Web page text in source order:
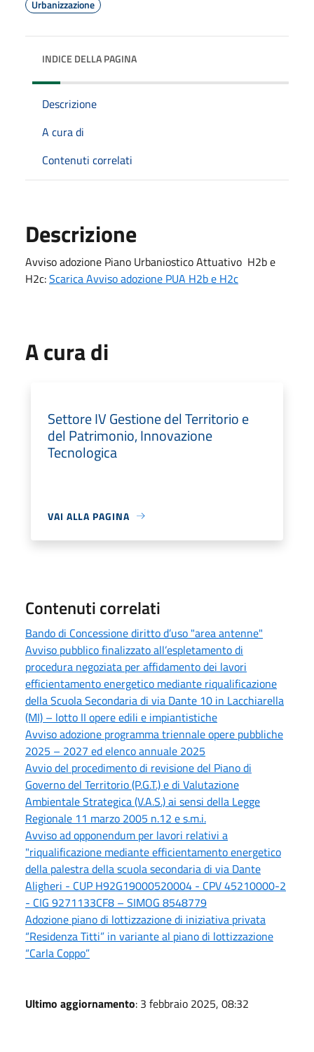
Urbanizzazione
INDICE DELLA PAGINA
Descrizione
A cura di
Contenuti correlati
Descrizione
Avviso adozione Piano Urbaniostico Attuativo H2b e
H2c:Scarica Avviso adozione PUA H2b e H2c
A cura di
Settore IV Gestione del Territorio e
del Patrimonio, Innovazione
Tecnologica
VAI ALLA PAGINA
Contenuti correlati
Bando di Concessione diritto d’uso "area antenne"
Avviso pubblico finalizzato all’espletamento di
procedura negoziata per affidamento dei lavori
efficientamento energetico mediante riqualificazione
della Scuola Secondaria di via Dante 10 in Lacchiarella
(MI) – lotto II opere edili e impiantistiche
Avviso adozione programma triennale opere pubbliche
2025 – 2027 ed elenco annuale 2025
Avvio del procedimento di revisione del Piano di
Governo del Territorio (P.G.T.) e di Valutazione
Ambientale Strategica (V.A.S.) ai sensi della Legge
Regionale 11 marzo 2005 n.12 e s.m.i.
Avviso ad opponendum per lavori relativi a
"riqualificazione mediante efficientamento energetico
della palestra della scuola secondaria di via Dante
Aligheri - CUP H92G19000520004 - CPV 45210000-2
- CIG 9271133CF8 – SIMOG 8548779
Adozione piano di lottizzazione di iniziativa privata
“Residenza Titti” in variante al piano di lottizzazione
“Carla Coppo”
Ultimo aggiornamento: 3 febbraio 2025, 08:32